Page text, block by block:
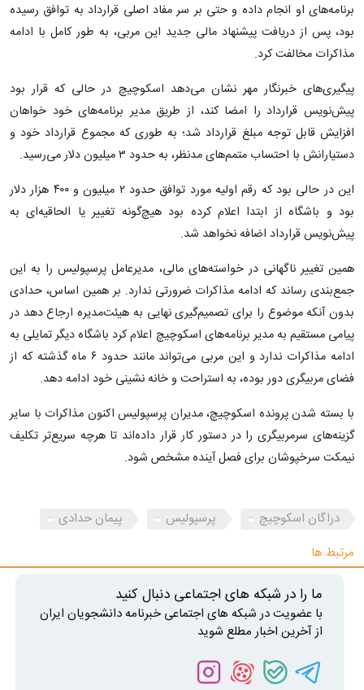
برنامه‌های او انجام داده و حتی بر سر مفاد اصلی قرارداد به توافق رسیده
بود، پس از دریافت پیشنهاد مالی جدید این مربی، به طور کامل با ادامه
مذاکرات مخالفت کرد.
پیگیری‌های خبرنگار مهر نشان می‌دهد اسکوچیچ در حالی که قرار بود
پیش‌نویس قرارداد را امضا کند، از طریق مدیر برنامه‌های خود خواهان
افزایش قابل توجه مبلغ قرارداد شد؛ به طوری که مجموع قرارداد خود و
دستیارانش با احتساب متمم‌های مدنظر، به حدود ۳ میلیون دلار می‌رسید.
این در حالی بود که رقم اولیه مورد توافق حدود ۲ میلیون و ۴۰۰ هزار دلار
بود و باشگاه از ابتدا اعلام کرده بود هیچ‌گونه تغییر یا الحاقیه‌ای به
پیش‌نویس قرارداد اضافه نخواهد شد.
همین تغییر ناگهانی در خواسته‌های مالی، مدیرعامل پرسپولیس را به این
جمع‌بندی رساند که ادامه مذاکرات ضرورتی ندارد. بر همین اساس، حدادی
بدون آنکه موضوع را برای تصمیم‌گیری نهایی به هیئت‌مدیره ارجاع دهد در
پیامی مستقیم به مدیر برنامه‌های اسکوچیچ اعلام کرد باشگاه دیگر تمایلی به
ادامه مذاکرات ندارد و این مربی می‌تواند مانند حدود ۶ ماه گذشته که از
فضای مربیگری دور بوده، به استراحت و خانه نشینی خود ادامه دهد.
با بسته شدن پرونده اسکوچیچ، مدیران پرسپولیس اکنون مذاکرات با سایر
گزینه‌های سرمربیگری را در دستور کار قرار داده‌اند تا هرچه سریع‌تر تکلیف
نیمکت سرخپوشان برای فصل آینده مشخص شود.
دراگان اسکوچیچ پرسپولیس
پیمان حدادی
مرتبط ها
ما را در شبکه های اجتماعی دنبال کنید
با عضویت در شبکه های اجتماعی خبرنامه دانشجویان ایران
از آخرین اخبار مطلع شوید